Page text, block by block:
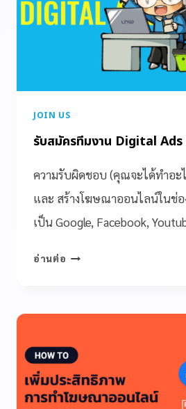
JOIN US
รับสมัครทีมงาน Digital
ความรับผิดชอบ (คุณจะได้ทำอะ
และ สร้างโฆษณาออนไลน์ในช่อ
เป็น Google, Facebook,
อ่านต่อ